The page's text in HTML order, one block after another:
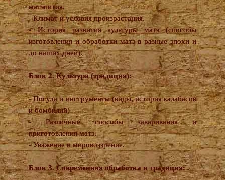
матэпития.
- Климат и условия произрастания.
- История развития культуры матэ (способы
изготовления и обработки матэ в разные эпохи и
до наших дней).
Блок 2. Культура (традиция):
- Посуда и инструменты (виды, история калабасов
и бомбилий)
- Различные способы заваривания и
приготовления матэ.
- Уважение и мировоззрение.
Блок 3. Современная обработка и традиция: